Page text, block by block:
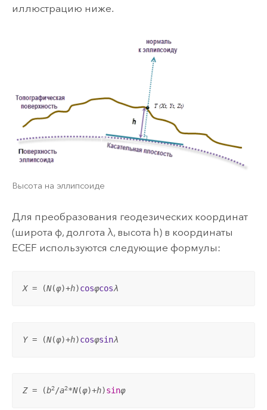
иллюстрацию ниже.
Высота на эллипсоиде
Для преобразования геодезических координат
(широта φ, долгота λ, высота h) в координаты
ECEF используются следующие формулы:
X = (N(φ)+h)cosφcosλ
Y = (N(φ)+h)cosφsinλ
Z = (b2/a2*N(φ)+h)sinφ